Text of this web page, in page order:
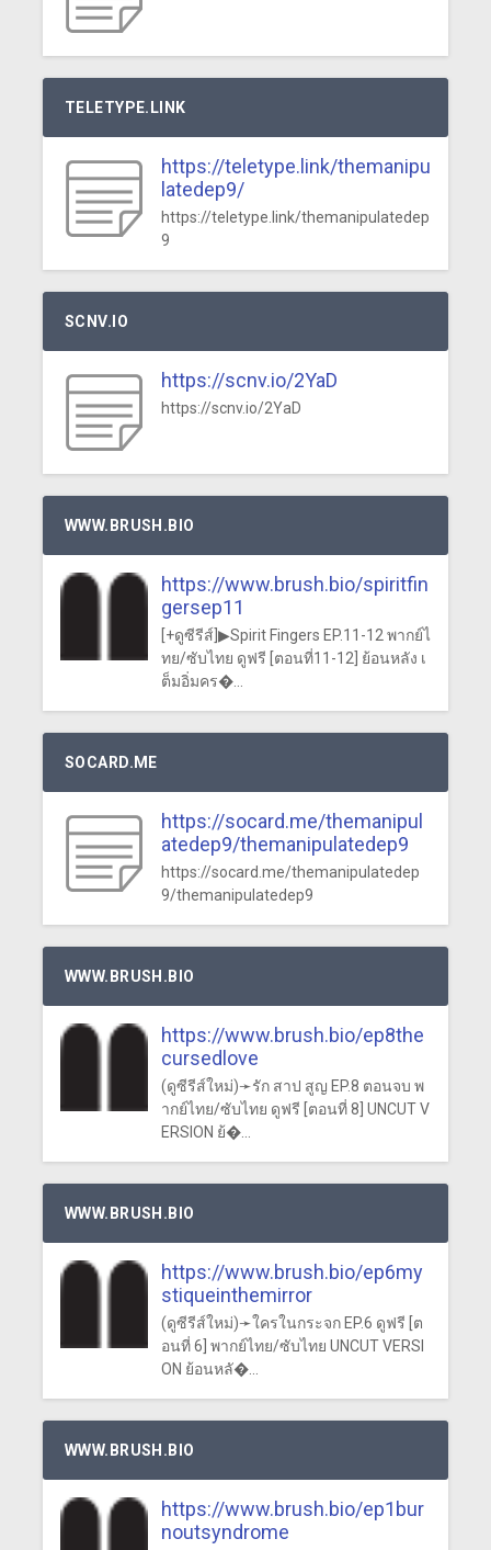
TELETYPE.LINK
https://teletype.link/themanipu
latedep9/
https://teletype.link/themanipulatedep
9
SCNV.IO
https://scnv.io/2YaD
https://scnv.io/2YaD
WWW.BRUSH.BIO
https://www.brush.bio/spiritfin
gersep11
[+ดูซีรีส์]▶Spirit Fingers EP.11-12 พากย์ไ
ทย/ซับไทย ดูฟรี [ตอนที่11-12] ย้อนหลัง เ
ต็มอิ่มคร�...
SOCARD.ME
https://socard.me/themanipul
atedep9/themanipulatedep9
https://socard.me/themanipulatedep
9/themanipulatedep9
WWW.BRUSH.BIO
https://www.brush.bio/ep8the
cursedlove
(ดูซีรีส์ใหม่)➛รัก สาป สูญ EP.8 ตอนจบ พ
ากย์ไทย/ซับไทย ดูฟรี [ตอนที่ 8] UNCUT V
ERSION ย้�...
WWW.BRUSH.BIO
https://www.brush.bio/ep6my
stiqueinthemirror
(ดูซีรีส์ใหม่)➛ใครในกระจก EP.6 ดูฟรี [ต
อนที่ 6] พากย์ไทย/ซับไทย UNCUT VERSI
ON ย้อนหลั�...
WWW.BRUSH.BIO
https://www.brush.bio/ep1bur
noutsyndrome